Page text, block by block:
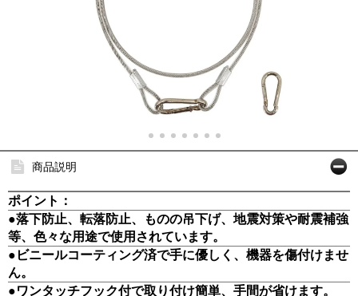
商品説明
ポイント：
●落下防止、転落防止、ものの吊下げ、地震対策や耐震補強
等、色々な用途で使用されています。
●ビニールコーティング済で手に優しく、機器を傷付けませ
ん。
●ワンタッチフック付で取り付け簡単、手間が省けます。